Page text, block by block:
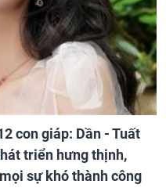
con giáp: Dần - Tuất
triển hưng thịnh,
sự khó thành công